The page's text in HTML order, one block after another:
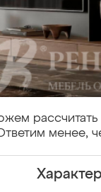
рассчитать
менее,